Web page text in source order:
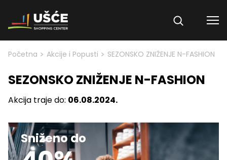
Skip to content
Početna > Akcije i Popusti > SEZONSKO ZNIŽENJE N-FASHION
SEZONSKO ZNIŽENJE N-FASHION
Akcija traje do: 06.08.2024.
Sniženo do